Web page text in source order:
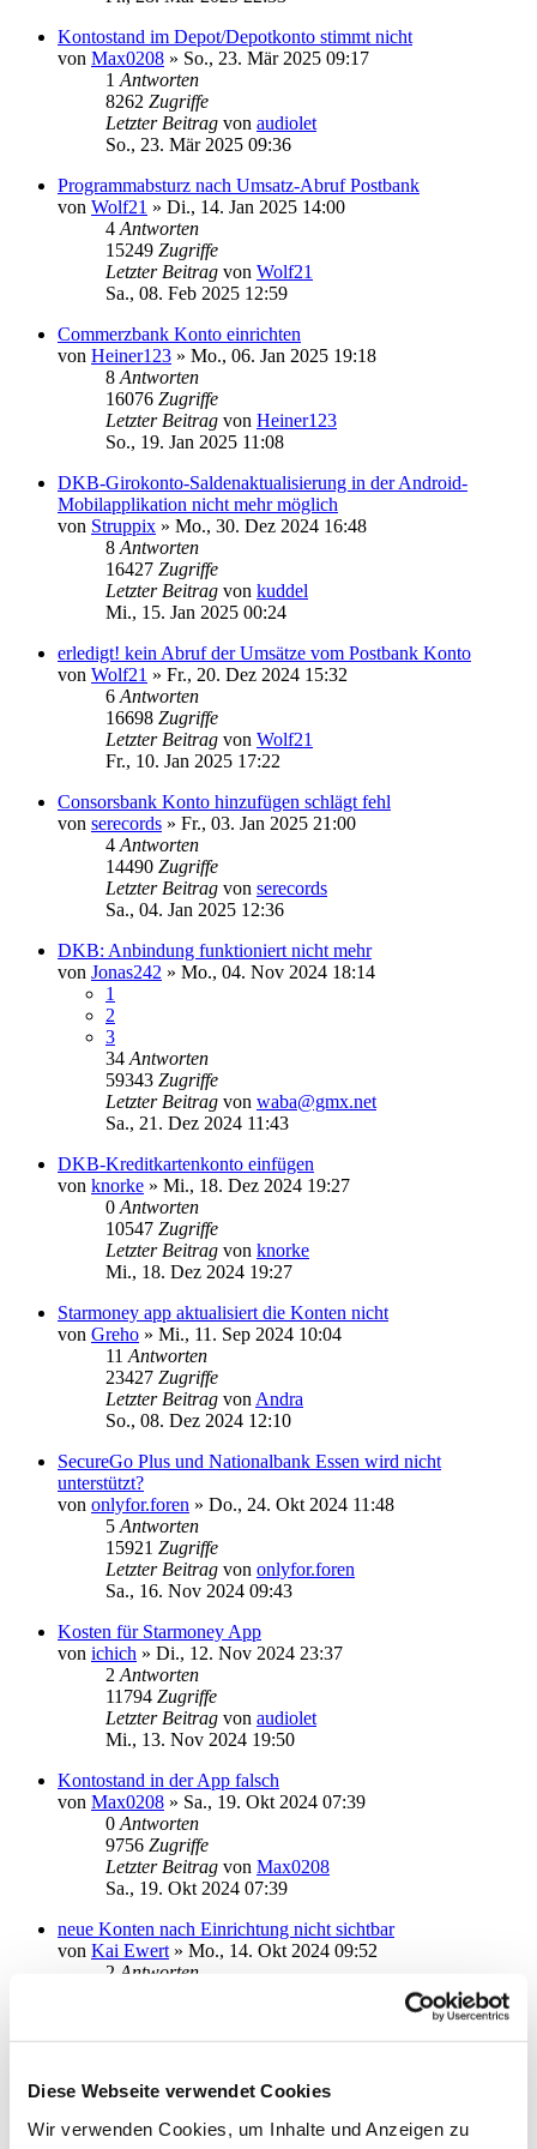
Diese Webseite verwendet Cookies
Wir verwenden Cookies, um Inhalte und Anzeigen zu
Kontostand im Depot/Depotkonto stimmt nicht
von Max0208 » So., 23. Mär 2025 09:17
1 Antworten
8262 Zugriffe
Letzter Beitrag von audiolet
So., 23. Mär 2025 09:36
Programmabsturz nach Umsatz-Abruf Postbank
von Wolf21 » Di., 14. Jan 2025 14:00
4 Antworten
15249 Zugriffe
Letzter Beitrag von Wolf21
Sa., 08. Feb 2025 12:59
Commerzbank Konto einrichten
von Heiner123 » Mo., 06. Jan 2025 19:18
8 Antworten
16076 Zugriffe
Letzter Beitrag von Heiner123
So., 19. Jan 2025 11:08
DKB-Girokonto-Saldenaktualisierung in der Android-
Mobilapplikation nicht mehr möglich
von Struppix » Mo., 30. Dez 2024 16:48
8 Antworten
16427 Zugriffe
Letzter Beitrag von kuddel
Mi., 15. Jan 2025 00:24
erledigt! kein Abruf der Umsätze vom Postbank Konto
von Wolf21 » Fr., 20. Dez 2024 15:32
6 Antworten
16698 Zugriffe
Letzter Beitrag von Wolf21
Fr., 10. Jan 2025 17:22
Consorsbank Konto hinzufügen schlägt fehl
von serecords » Fr., 03. Jan 2025 21:00
4 Antworten
14490 Zugriffe
Letzter Beitrag von serecords
Sa., 04. Jan 2025 12:36
DKB: Anbindung funktioniert nicht mehr
von Jonas242 » Mo., 04. Nov 2024 18:14
1
2
3
34 Antworten
59343 Zugriffe
Letzter Beitrag von waba@gmx.net
Sa., 21. Dez 2024 11:43
DKB-Kreditkartenkonto einfügen
von knorke » Mi., 18. Dez 2024 19:27
0 Antworten
10547 Zugriffe
Letzter Beitrag von knorke
Mi., 18. Dez 2024 19:27
Starmoney app aktualisiert die Konten nicht
von Greho » Mi., 11. Sep 2024 10:04
11 Antworten
23427 Zugriffe
Letzter Beitrag von Andra
So., 08. Dez 2024 12:10
SecureGo Plus und Nationalbank Essen wird nicht
unterstützt?
von onlyfor.foren » Do., 24. Okt 2024 11:48
5 Antworten
15921 Zugriffe
Letzter Beitrag von onlyfor.foren
Sa., 16. Nov 2024 09:43
Kosten für Starmoney App
von ichich » Di., 12. Nov 2024 23:37
2 Antworten
11794 Zugriffe
Letzter Beitrag von audiolet
Mi., 13. Nov 2024 19:50
Kontostand in der App falsch
von Max0208 » Sa., 19. Okt 2024 07:39
0 Antworten
9756 Zugriffe
Letzter Beitrag von Max0208
Sa., 19. Okt 2024 07:39
neue Konten nach Einrichtung nicht sichtbar
von Kai Ewert » Mo., 14. Okt 2024 09:52
2 Antworten
Mo., 14. Okt 2024 18:21
vongekra»Do., 10. Okt 2024 13:14
Antworten
12968 Zugriffe